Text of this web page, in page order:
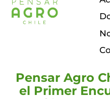
Pensar Agro
el Primer